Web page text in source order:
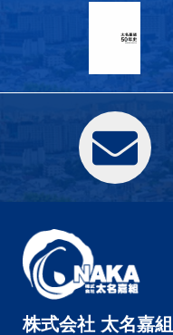
株式会社 太名嘉組